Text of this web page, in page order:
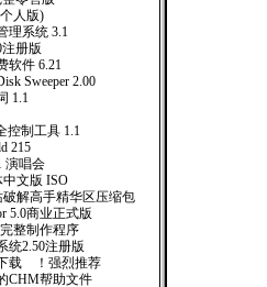
人版)
理系统 3.1
册版
软件 6.21
Sweeper 2.00
1.1
控制工具 1.1
215
演唱会
中文版 ISO
破解高手精华区压缩包
5.0商业正式版
完整制作程序
统2.50注册版
载 ！强烈推荐
CHM帮助文件